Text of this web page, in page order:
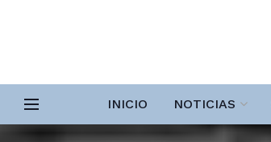
INICIO NOTICIAS